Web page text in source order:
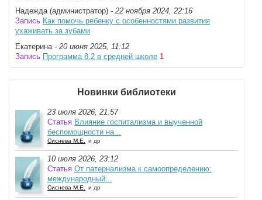
Надежда (администратор) - 22 ноября 2024, 22:16
Запись Как помочь ребенку с особенностями развития
ухаживать за зубами
Екатерина - 20 июня 2025, 11:12
Запись Программа 8.2 в средней школе 1
Новинки библиотеки
23 июля 2026, 21:57
Статья Влияние госпитализма и выученной
беспомощности на...
Сиснева М.Е. и др
10 июля 2026, 23:12
Статья От патернализма к самоопределению:
международный...
Сиснева М.Е. и др